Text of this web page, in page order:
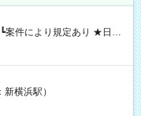
に現金GET♪ お仕事後はコ
試用期間】試
横浜駅）